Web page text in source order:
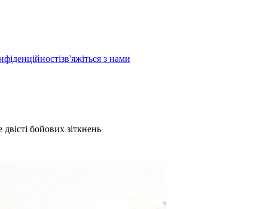
зв'яжіться з нами
бойових зіткнень